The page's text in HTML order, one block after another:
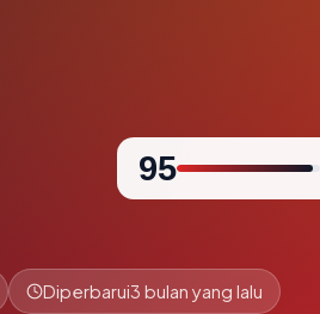
95
Diperbarui3 bulan yang lalu